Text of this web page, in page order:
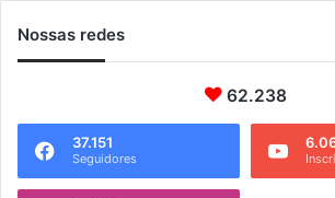
Nossas redes
62.238
37.151
Seguidores